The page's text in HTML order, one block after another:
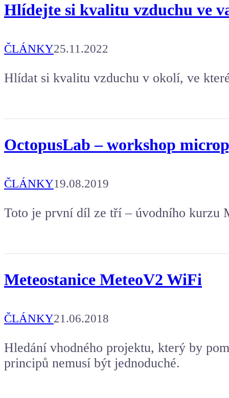
Hlídejte si kvalitu vzduchu ve
ČLÁNKY25.11.2022
Hlídat si kvalitu vzduchu v okolí, ve
OctopusLab – workshop
ČLÁNKY19.08.2019
Toto je první díl ze tří – úvodního kurzu
Meteostanice MeteoV2 WiFi
ČLÁNKY21.06.2018
Hledání vhodného projektu, který by
principů nemusí být jednoduché.